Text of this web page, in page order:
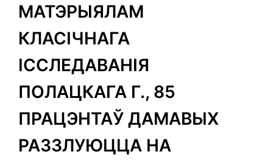
МАТЭРЫЯЛАМ
КЛАСІЧНАГА
ІССЛЕДАВАНІЯ
ПОЛАЦКАГА Г., 85
ПРАЦЭНТАЎ ДАМАВЫХ
РАЗЗЛУЮЦЦА НА